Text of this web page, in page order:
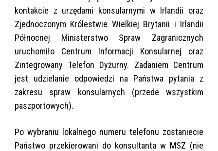
kontakcie z urzędami konsularnymi w Irlandii oraz
Zjednoczonym Królestwie Wielkiej Brytanii i Irlandii
Północnej Ministerstwo Spraw Zagranicznych
uruchomiło Centrum Informacji Konsularnej oraz
Zintegrowany Telefon Dyżurny. Zadaniem Centrum
jest udzielanie odpowiedzi na Państwa pytania z
zakresu spraw konsularnych (przede wszystkim
paszportowych).
Po wybraniu lokalnego numeru telefonu zostaniecie
Państwo przekierowani do konsultanta w MSZ (nie